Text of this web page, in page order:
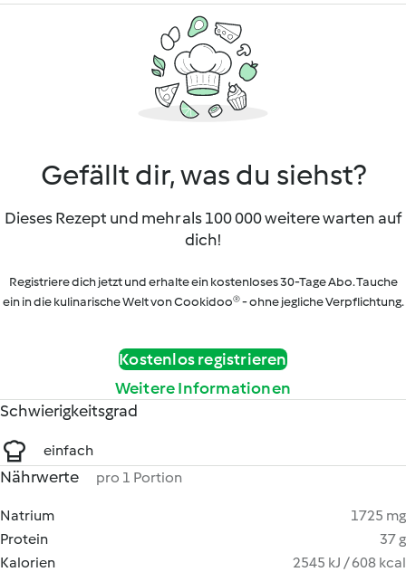
Gefällt dir, was du siehst?
Dieses Rezept und mehr als 100 000 weitere warten auf
dich!
Registriere dich jetzt und erhalte ein kostenloses 30-Tage Abo. Tauche
ein in die kulinarische Welt von Cookidoo® - ohne jegliche Verpflichtung.
Kostenlos registrieren
Weitere Informationen
Schwierigkeitsgrad
einfach
Nährwerte pro 1 Portion
Natrium
1725 mg
Protein
37 g
Kalorien
2545 kJ / 608 kcal